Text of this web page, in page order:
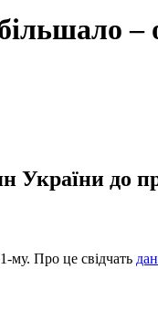
України до
му. Про це свідчать